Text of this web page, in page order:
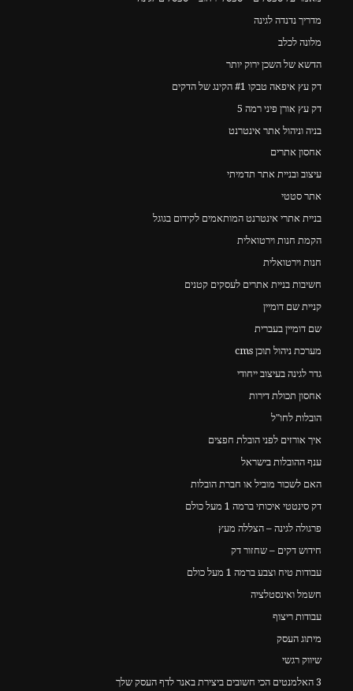
מדריך נדנדה לגינה
מלונה לכלב
הדשא של השכן ירוק יותר
דק עץ איפאה טבקו #1 הקינג של הדקים
דק עץ אורן פיני רמה 5
בניה וניהול אתר אינטרנט
אחסון אתרים
עיצוב ובניית אתר תדמיתי
אתר סטטי
בניית אתרי אינטרנט המותאמים לקידום בגוגל
הקמת חנות וירטואלית
חנות וירטואלית
חשיבות בניית אתרים לעסקים קטנים
קניית שם דומיין
שם דומיין בעברית
מערכת ניהול תוכן cms
גדר לגינה בעיצוב ייחודי
אחסון תכולת דירות
הובלות לחו"ל
איך אורזים לפני הובלת חפצים
ענף ההובלות בישראל
האם לשכור מוביל או חברת הובלות
דק סינטטי איכותי ברמה 1 מעל כולם
פרגולה לגינה – הצללה מעץ
חידוש דקים – שחזור דק
עבודות טיח וצבע ברמה 1 מעל כולם
חשמל ואינסטלציה
עבודות ריצוף
מיתוג העסק
שיווק רגשי
3 האלמנטים הכי חשובים ביצירת באנר לדף העסק שלך